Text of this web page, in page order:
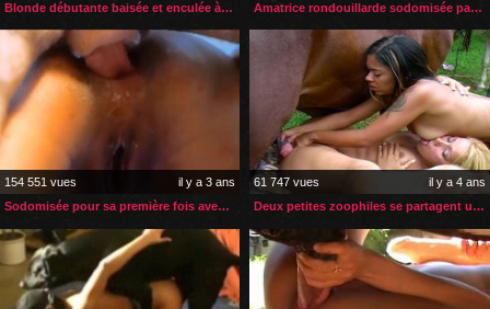
Blonde débutante baisée et enculée à fond par son cheval
Amatrice rondouillarde sodomisée par un cheval
154 551 vues
il y a 3 ans
Sodomisée pour sa première fois avec un chien
61 747 vues
il y a 4 ans
Deux petites zoophiles se partagent une énorme bite de cheval